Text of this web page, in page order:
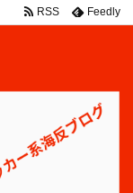
RSS Feedly